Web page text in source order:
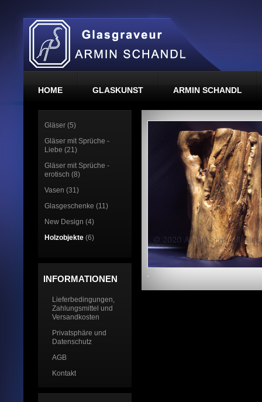
HOME GLASKUNST ARMIN SCHANDL
Gläser (5)
Gläser mit Sprüche -
Liebe (21)
Gläser mit Sprüche -
erotisch (8)
Vasen (31)
Glasgeschenke (11)
New Design (4)
Holzobjekte (6)
INFORMATIONEN
Lieferbedingungen,
Zahlungsmittel und
Versandkosten
Privatsphäre und
Datenschutz
AGB
Kontakt